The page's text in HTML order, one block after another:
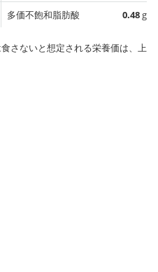
多価不飽和脂肪酸
0.48g
さないと想定される栄養価は、上